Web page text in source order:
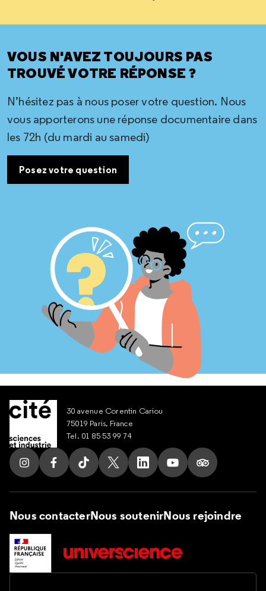
VOUS N'AVEZ TOUJOURS PAS
TROUVÉ VOTRE RÉPONSE ?
N’hésitez pas à nous poser votre question. Nous
vous apporterons une réponse documentaire dans
les 72h (du mardi au samedi)
Posez votre question
30 avenue Corentin Cariou
75019 Paris, France
Tel. 01 85 53 99 74
Suivez nous sur Instagram
Suivez nous sur Facebook
Suivez nous sur Tik Tok
Suivez nous sur X
Suivez nous sur LinkedIn
Suivez nous sur
Suivez nous
Nous contacterNous soutenirNous rejoindre